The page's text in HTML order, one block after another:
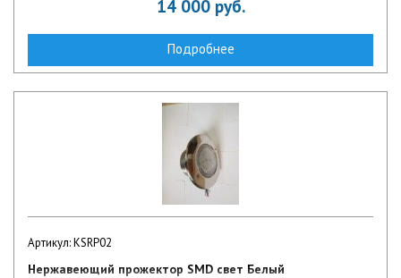
14 000 руб.
Подробнее
Артикул: KSRP02
Нержавеющий прожектор SMD свет Белый